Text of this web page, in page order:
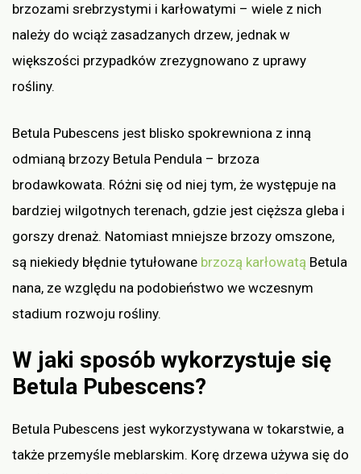
brzozami srebrzystymi i karłowatymi – wiele z nich
należy do wciąż zasadzanych drzew, jednak w
większości przypadków zrezygnowano z uprawy
rośliny.
Betula Pubescens jest blisko spokrewniona z inną
odmianą brzozy Betula Pendula – brzoza
brodawkowata. Różni się od niej tym, że występuje na
bardziej wilgotnych terenach, gdzie jest cięższa gleba i
gorszy drenaż. Natomiast mniejsze brzozy omszone,
są niekiedy błędnie tytułowane brzozą karłowatą Betula
nana, ze względu na podobieństwo we wczesnym
stadium rozwoju rośliny.
W jaki sposób wykorzystuje się
Betula Pubescens?
Betula Pubescens jest wykorzystywana w tokarstwie, a
także przemyśle meblarskim. Korę drzewa używa się do